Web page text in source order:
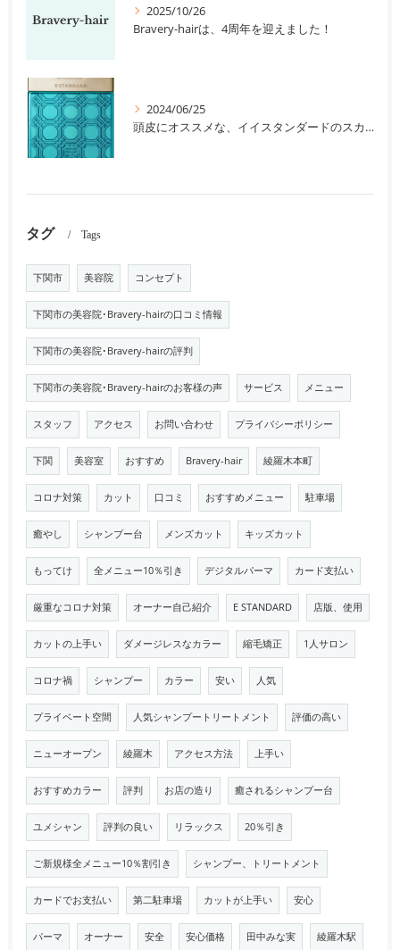
2025/10/26
Bravery-hairは、4周年を迎えました！
2024/06/25
頭皮にオススメな、イイスタンダードのスカルプ系シャンプー＆トリートメントです！
タグ Tags
下関市 美容院 コンセプト
下関市の美容院･Bravery-hairの口コミ情報
下関市の美容院･Bravery-hairの評判
下関市の美容院･Bravery-hairのお客様の声 サービス メニュー
スタッフ アクセス お問い合わせ プライバシーポリシー
下関 美容室 おすすめ Bravery-hair 綾羅木本町
コロナ対策 カット 口コミ おすすめメニュー 駐車場
癒やし シャンプー台 メンズカット キッズカット
もってけ 全メニュー10％引き デジタルパーマ カード支払い
厳重なコロナ対策 オーナー自己紹介 E STANDARD 店版、使用
カットの上手い ダメージレスなカラー 縮毛矯正 1人サロン
コロナ禍 シャンプー カラー 安い 人気
プライベート空間 人気シャンプートリートメント 評価の高い
ニューオープン 綾羅木 アクセス方法 上手い
おすすめカラー 評判 お店の造り 癒されるシャンプー台
ユメシャン 評判の良い リラックス 20％引き
ご新規様全メニュー10％割引き シャンプー、トリートメント
カードでお支払い 第二駐車場 カットが上手い 安心
パーマ オーナー 安全 安心価格 田中みな実 綾羅木駅